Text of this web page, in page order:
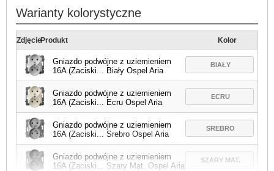
Warianty kolorystyczne
ZdjęcieProdukt Kolor
Gniazdo podwójne z uziemieniem
16A (Zaciski... Biały Ospel Aria
BIAŁY
Gniazdo podwójne z uziemieniem
16A (Zaciski... Ecru Ospel Aria
ECRU
Gniazdo podwójne z uziemieniem
16A (Zaciski... Srebro Ospel Aria
SREBRO
Gniazdo podwójne z uziemieniem
16A (Zaciski... Szary Mat. Ospel Aria
SZARY MAT.